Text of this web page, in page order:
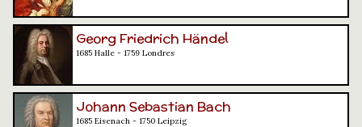
Georg Friedrich Händel
1685 Halle - 1759 Londres
Johann Sebastian Bach
1685 Eisenach - 1750 Leipzig